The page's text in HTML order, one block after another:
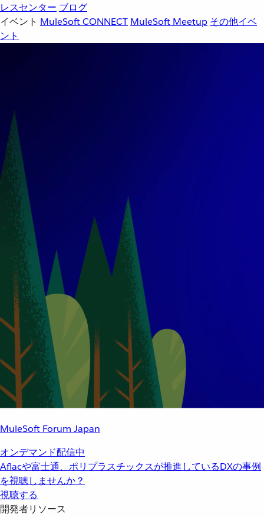
レスセンター ブログ
イベント MuleSoft CONNECT MuleSoft Meetup その他イベ
ント
MuleSoft Forum Japan
オンデマンド配信中
Aflacや富士通、ポリプラスチックスが推進しているDXの事例
を視聴しませんか？
視聴する
開発者リソース